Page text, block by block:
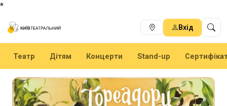
*
Вхід
Театр Дітям Концерти Stand-up